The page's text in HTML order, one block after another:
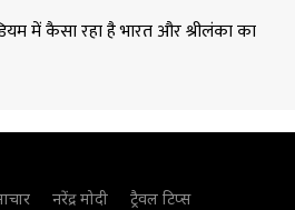
में कैसा रहा है भारत और श्रीलंका का
नरेंद्र मोदी
ट्रैवल टिप्स